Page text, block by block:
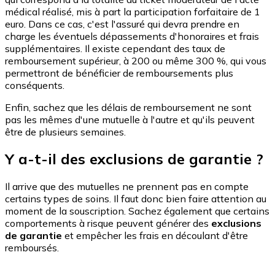
médical réalisé, mis à part la participation forfaitaire de 1
euro. Dans ce cas, c'est l'assuré qui devra prendre en
charge les éventuels dépassements d'honoraires et frais
supplémentaires. Il existe cependant des taux de
remboursement supérieur, à 200 ou même 300 %, qui vous
permettront de bénéficier de remboursements plus
conséquents.
Enfin, sachez que les délais de remboursement ne sont
pas les mêmes d'une mutuelle à l'autre et qu'ils peuvent
être de plusieurs semaines.
Y a-t-il des exclusions de garantie ?
Il arrive que des mutuelles ne prennent pas en compte
certains types de soins. Il faut donc bien faire attention au
moment de la souscription. Sachez également que certains
comportements à risque peuvent générer des exclusions
de garantie et empêcher les frais en découlant d'être
remboursés.